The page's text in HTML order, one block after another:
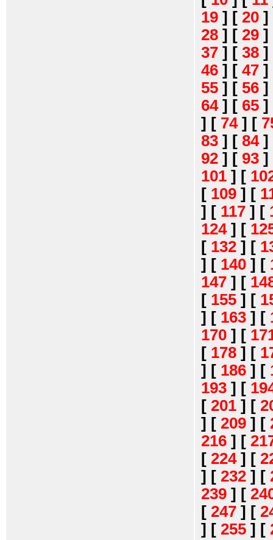
19 ] [ 20 ]
28 ] [ 29 ]
37 ] [ 38 ]
46 ] [ 47 ]
55 ] [ 56 ]
64] [ 65 ]
] [ 74] [
83 ] [ 84]
92 ] [ 93 ]
101 ] [
[ 109 ] [
] [ 117 ] [
124] [
[ 132 ] [
] [ 140 ] [
147 ] [
[ 155 ] [
] [ 163 ] [
170 ] [
[ 178 ] [
] [ 186 ] [
193 ] [
[ 201 ] [
] [ 209 ] [
216 ] [
[ 224] [
] [ 232 ] [
239 ] [
[ 247 ] [
] [ 255 ] [